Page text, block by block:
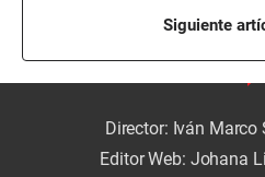
Siguiente
Director: Iván Marco
Editor Web: Johana